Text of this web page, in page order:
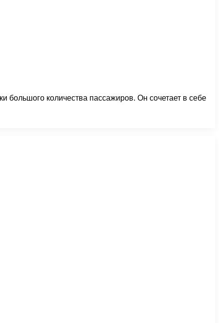
количества пассажиров. Он сочетает в себе